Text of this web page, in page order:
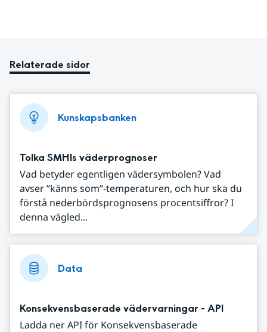
Relaterade sidor
Kunskapsbanken
Tolka SMHIs väderprognoser
Vad betyder egentligen vädersymbolen? Vad
avser ”känns som”-temperaturen, och hur ska du
förstå nederbördsprognosens procentsiffror? I
denna vägled...
Data
Konsekvensbaserade vädervarningar - API
Ladda ner API för Konsekvensbaserade